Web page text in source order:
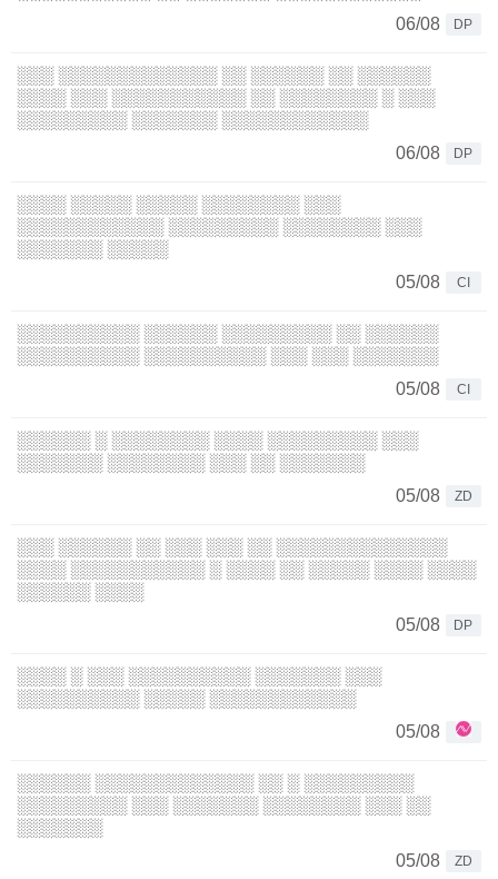
06/08
DP
░░░ ░░░░░░░░░░░░░ ░░ ░░░░░░ ░░ ░░░░░░
░░░░ ░░░ ░░░░░░░░░░░ ░░ ░░░░░░░░ ░ ░░░
░░░░░░░░░ ░░░░░░░ ░░░░░░░░░░░░
06/08
DP
░░░░ ░░░░░ ░░░░░ ░░░░░░░░ ░░░
░░░░░░░░░░░░ ░░░░░░░░░ ░░░░░░░░ ░░░
░░░░░░░ ░░░░░
05/08
CI
░░░░░░░░░░ ░░░░░░ ░░░░░░░░░ ░░ ░░░░░░
░░░░░░░░░░ ░░░░░░░░░░ ░░░ ░░░ ░░░░░░░
05/08
CI
░░░░░░ ░ ░░░░░░░░ ░░░░ ░░░░░░░░░ ░░░
░░░░░░░ ░░░░░░░░ ░░░ ░░ ░░░░░░░
05/08
ZD
░░░ ░░░░░░ ░░ ░░░ ░░░ ░░ ░░░░░░░░░░░░░░
░░░░ ░░░░░░░░░░░ ░ ░░░░ ░░ ░░░░░ ░░░░ ░░░░
░░░░░░ ░░░░
05/08
DP
░░░░ ░ ░░░ ░░░░░░░░░░ ░░░░░░░ ░░░
░░░░░░░░░░ ░░░░░ ░░░░░░░░░░░░
05/08
░░░░░░ ░░░░░░░░░░░░░ ░░ ░ ░░░░░░░░░
░░░░░░░░░ ░░░ ░░░░░░░ ░░░░░░░░ ░░░ ░░
░░░░░░░
05/08
ZD